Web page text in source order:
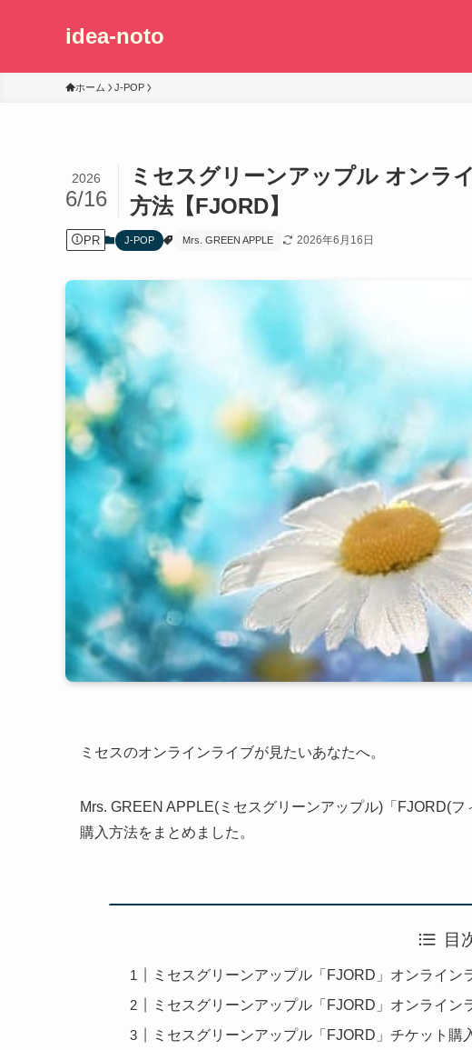
idea-noto
ホーム J-POP
ミセスグリーンアップル オンラ
方法【FJORD】
2026
6/16
PR J-POP Mrs. GREEN APPLE 2026年6月16日
ミセスのオンラインライブが見たいあなたへ。
Mrs. GREEN APPLE(ミセスグリーンアップル)「FJORD(
購入方法をまとめました。
目
ミセスグリーンアップル「FJORD」オンライン
ミセスグリーンアップル「FJORD」オンライン
ミセスグリーンアップル「FJORD」チケット購